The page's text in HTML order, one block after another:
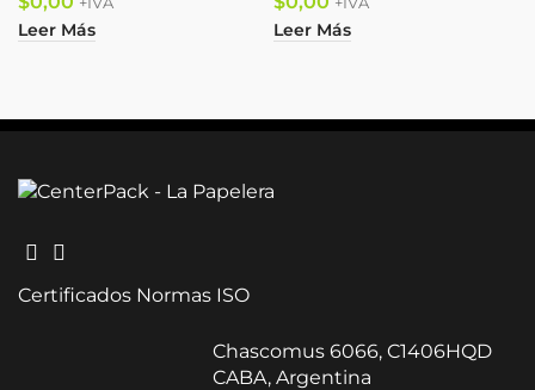
Leer Más Leer Más
Certificados Normas ISO
Chascomus 6066, C1406HQD
CABA, Argentina